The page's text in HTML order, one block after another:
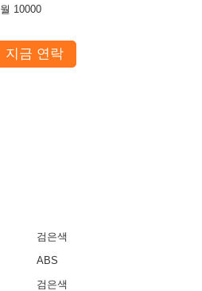
월 10000
지금 연락
검은색
ABS
검은색